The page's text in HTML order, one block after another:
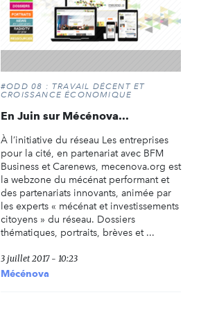
#ODD 08 : TRAVAIL DÉCENT ET
CROISSANCE ÉCONOMIQUE
En Juin sur Mécénova...
À l’initiative du réseau Les entreprises
pour la cité, en partenariat avec BFM
Business et Carenews, mecenova.org est
la webzone du mécénat performant et
des partenariats innovants, animée par
les experts « mécénat et investissements
citoyens » du réseau. Dossiers
thématiques, portraits, brèves et ...
3 juillet 2017 - 10:23
Mécénova